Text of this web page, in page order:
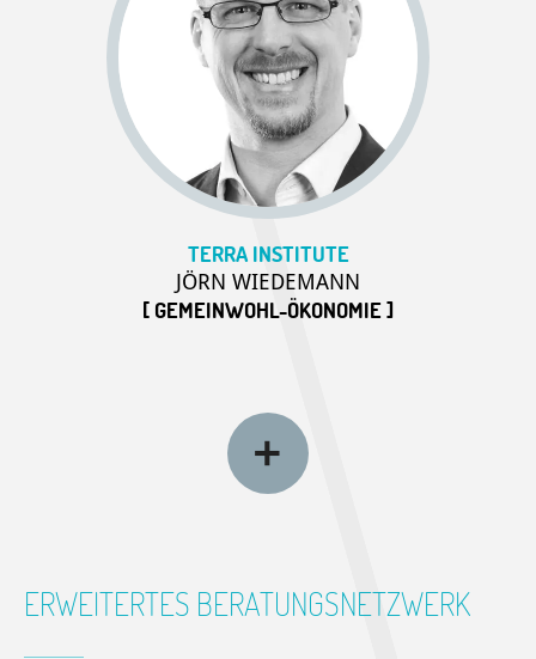
TERRA INSTITUTE
JÖRN WIEDEMANN
[ GEMEINWOHL-ÖKONOMIE ]
ERWEITERTES BERATUNGSNETZWERK